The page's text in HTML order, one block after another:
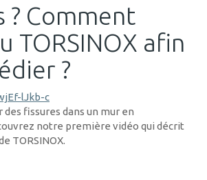
? Comment
TORSINOX afin
?
lJkb-c
fissures dans un mur en
notre première vidéo qui décrit
TORSINOX.